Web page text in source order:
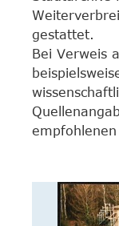
gestattet.
Bei Verweis